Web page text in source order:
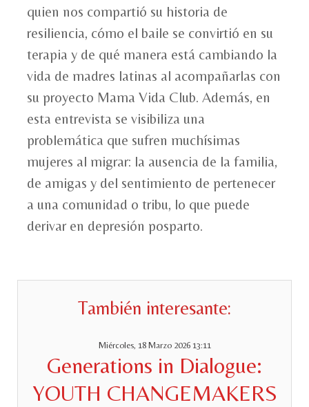
quien nos compartió su historia de
resiliencia, cómo el baile se convirtió en su
terapia y de qué manera está cambiando la
vida de madres latinas al acompañarlas con
su proyecto Mama Vida Club. Además, en
esta entrevista se visibiliza una
problemática que sufren muchísimas
mujeres al migrar: la ausencia de la familia,
de amigas y del sentimiento de pertenecer
a una comunidad o tribu, lo que puede
derivar en depresión posparto.
También interesante:
Miércoles, 18 Marzo 2026 13:11
Generations in Dialogue:
YOUTH CHANGEMAKERS